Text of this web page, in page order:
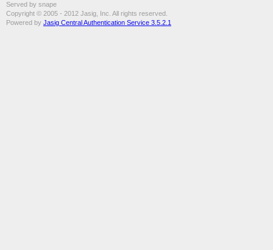
Served by snape
Copyright © 2005 - 2012 Jasig, Inc. All rights reserved.
Powered by Jasig Central Authentication Service 3.5.2.1